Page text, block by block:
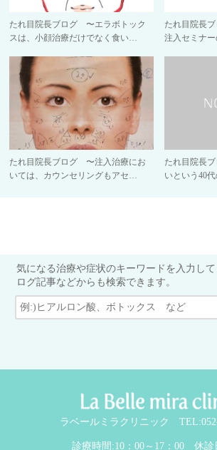
たれ目院長ブログ 〜エラボトック
スは、小顔治療だけでなく食い…
たれ目院長
注入セミナ
たれ目院長ブログ 〜注入治療にお
いては、カウンセリングもアセ…
たれ目院長
いという40
気になる治療や症状のキーワードを入力し
ログ記事などからも検索できます。
ラベールミラクリニック
診療時間:10：00～17：00 休診